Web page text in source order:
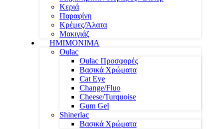
Κεριά
Παραφίνη
Κρέμες/Άλατα
Μακιγιάζ
ΗΜΙΜΟΝΙΜΑ
Oulac
Oulac Προσφορές
Βασικά Χρώματα
Cat Eye
Change/Fluo
Cheese/Turquoise
Gum Gel
Shinerlac
Βασικά Χρώματα